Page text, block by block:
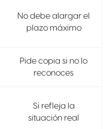
No debe alargar el
plazo máximo
Pide copia si no lo
reconoces
Si refleja la
situación real